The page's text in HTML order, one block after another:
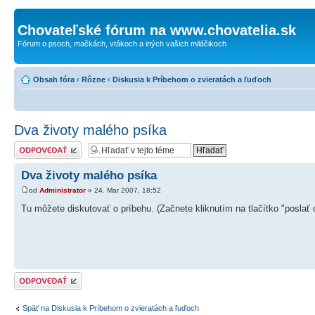
Chovateľské fórum na www.chovatelia.sk
Fórum o psoch, mačkách, vtákoch a iných vašich miláčikoch
Obsah fóra ‹ Rôzne ‹ Diskusia k Príbehom o zvieratách a ľuďoch
Dva životy malého psíka
Odoslať odpoveď
Dva životy malého psíka
od Administrator » 24. Mar 2007, 18:52
Tu môžete diskutovať o príbehu. (Začnete kliknutím na tlačítko "poslať
Odoslať odpoveď
Späť na Diskusia k Príbehom o zvieratách a ľuďoch